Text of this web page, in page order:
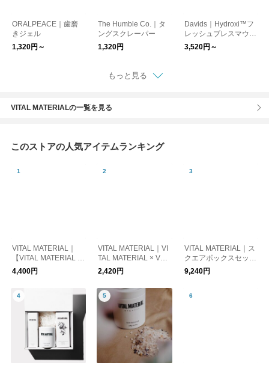
ORALPEACE｜歯磨
きジェル
1,320円～
The Humble Co.｜タ
ングスクレーパー
1,320円
Davids｜Hydroxi™フ
レッシュブレスマウス
ウォッシュ
3,520円～
もっと見る
VITAL MATERIALの一覧を見る
このストアの人気アイテムランキング
VITAL MATERIAL｜
【VITAL MATERIAL ×
AUTO MOAI】 GIFT B
OXセット
4,400円
VITAL MATERIAL｜VI
TAL MATERIAL × Vari
ous Keytags
2,420円
VITAL MATERIAL｜ス
クエアボックスセット
SUBLI
9,240円